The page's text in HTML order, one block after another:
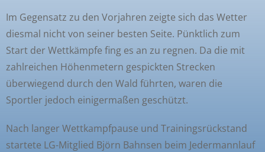
Im Gegensatz zu den Vorjahren zeigte sich das Wetter
diesmal nicht von seiner besten Seite. Pünktlich zum
Start der Wettkämpfe fing es an zu regnen. Da die mit
zahlreichen Höhenmetern gespickten Strecken
überwiegend durch den Wald führten, waren die
Sportler jedoch einigermaßen geschützt.
Nach langer Wettkampfpause und Trainingsrückstand
startete LG-Mitglied Björn Bahnsen beim Jedermannlauf